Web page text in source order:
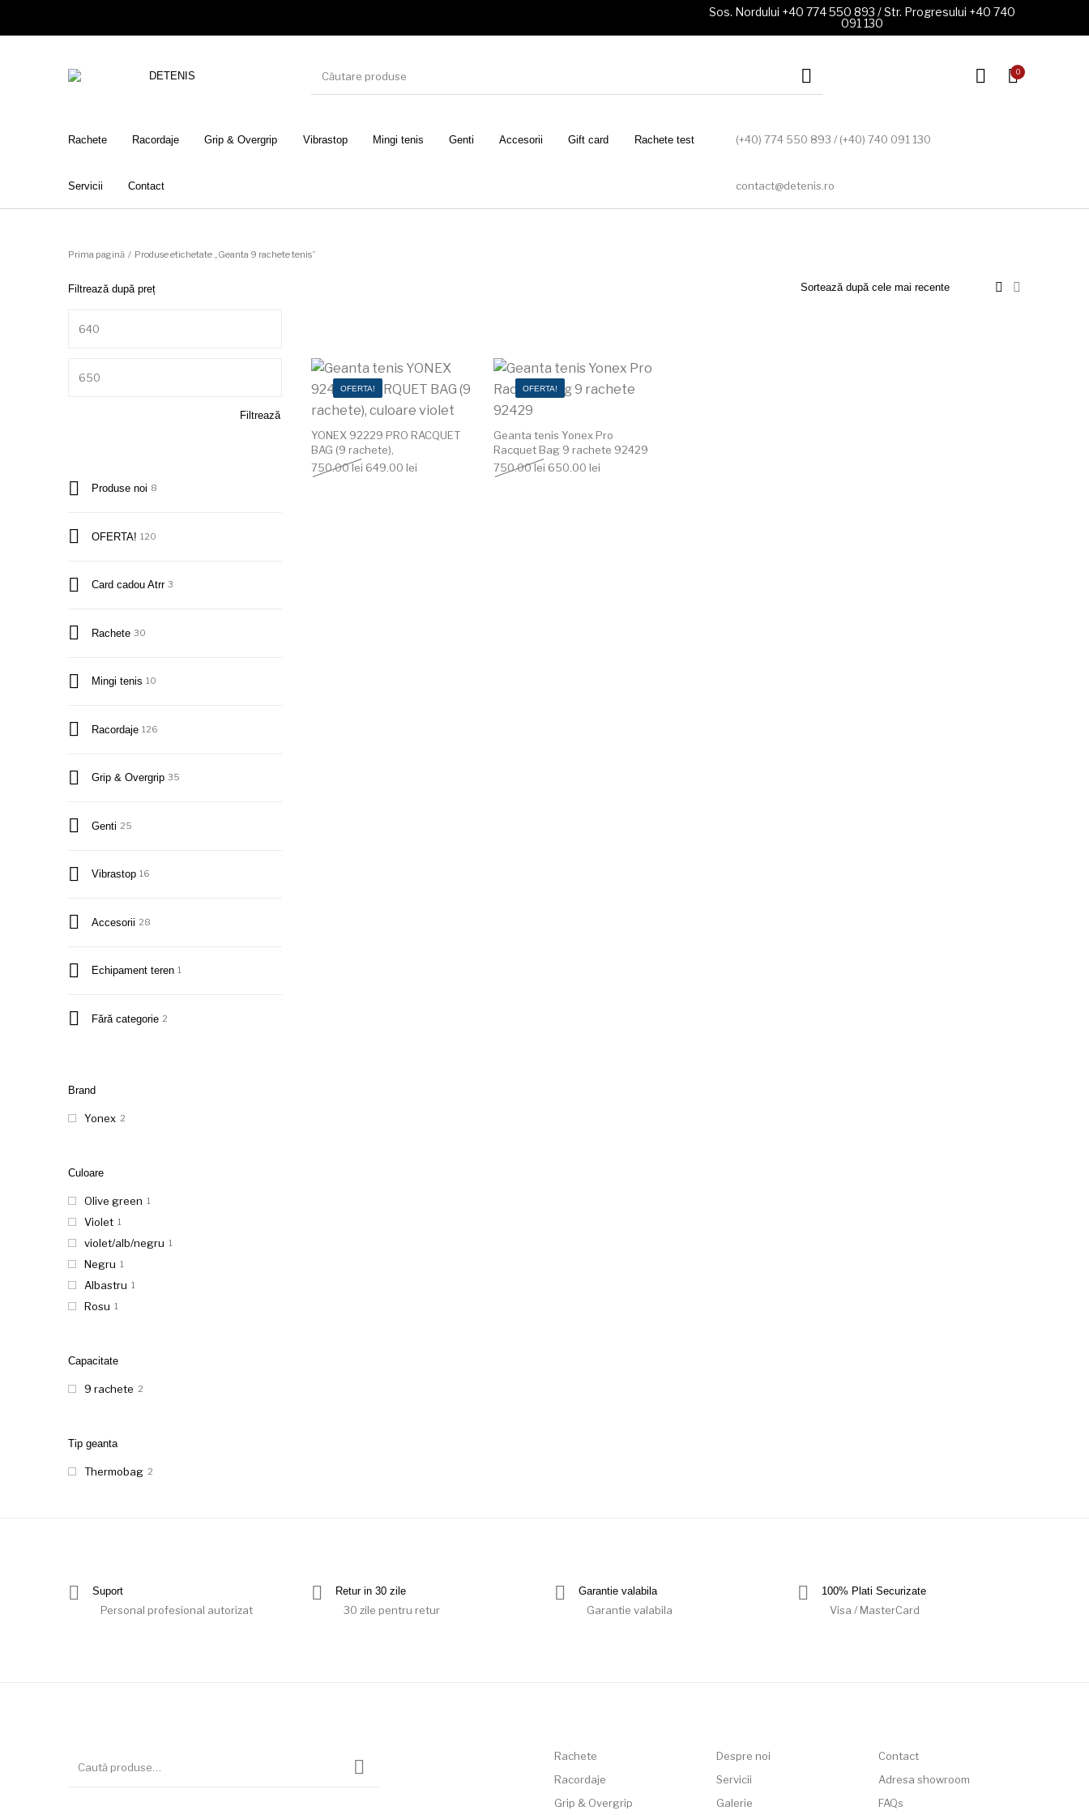
Sos. Nordului +40 774 550 893 / Str. Progresului +40 740
091 130
0
Rachete Racordaje Grip & Overgrip Vibrastop Mingi tenis Genti Accesorii Gift card Rachete test
Servicii Contact
(+40) 774 550 893 / (+40) 740 091 130
contact@detenis.ro
Prima pagină / Produse etichetate „Geanta 9 rachete tenis”
Filtrează după preț
Filtrează
Produse noi 8
OFERTA! 120
Card cadou Atrr 3
Rachete 30
Mingi tenis 10
Racordaje 126
Grip & Overgrip 35
Genti 25
Vibrastop 16
Accesorii 28
Echipament teren 1
Fără categorie 2
Brand
Yonex 2
Culoare
Olive green 1
Violet 1
violet/alb/negru 1
Negru 1
Albastru 1
Rosu 1
Capacitate
9 rachete 2
Tip geanta
Thermobag 2
OFERTA!
YONEX 92229 PRO RACQUET
BAG (9 rachete),
750.00lei Prețul inițial a fost: 750.00 lei.
649.00 lei Prețul curent este: 649.00 lei.
OFERTA!
Geanta tenis Yonex Pro
Racquet Bag 9 rachete 92429
750.00lei Prețul inițial a fost: 750.00 lei.
650.00 lei
Suport
Personal profesional autorizat
Retur in 30 zile
30 zile pentru retur
Garantie valabila
Garantie valabila
100% Plati Securizate
Visa / MasterCard
Rachete
Racordaje
Grip & Overgrip
Despre noi
Servicii
Galerie
Contact
Adresa showroom
FAQs